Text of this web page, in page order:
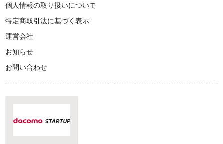
個人情報の取り扱いについて
特定商取引法に基づく表示
運営会社
お知らせ
お問い合わせ